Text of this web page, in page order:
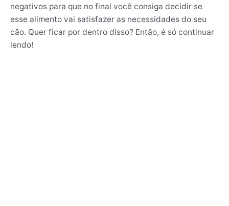
negativos para que no final você consiga decidir se
esse alimento vai satisfazer as necessidades do seu
cão. Quer ficar por dentro disso? Então, é só continuar
lendo!